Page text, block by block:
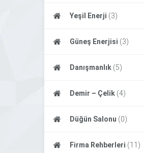
Yeşil Enerji (3)
Güneş Enerjisi (3)
Danışmanlık (5)
Demir – Çelik (4)
Düğün Salonu (0)
Firma Rehberleri (11)